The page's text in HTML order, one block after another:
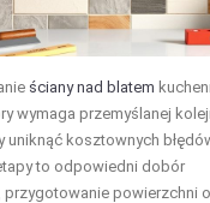
ściany nad blatem
wymaga przemyślanej
uniknąć kosztownych
to odpowiedni dobór
przygotowanie powierzchni